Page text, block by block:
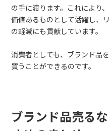
の手に渡ります。これにより
価値あるものとして活躍し、
の軽減にも貢献しています。
消費者としても、ブランド品
買うことができるのです。
ブランド品売る